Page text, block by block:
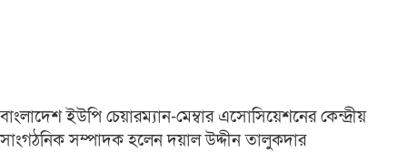
বাংলাদেশ ইউপি চেয়ারম্যান-মেম্বার এসোসিয়েশনের কেন্দ্রীয়
সাংগঠনিক সম্পাদক হলেন দয়াল উদ্দীন তালুকদার